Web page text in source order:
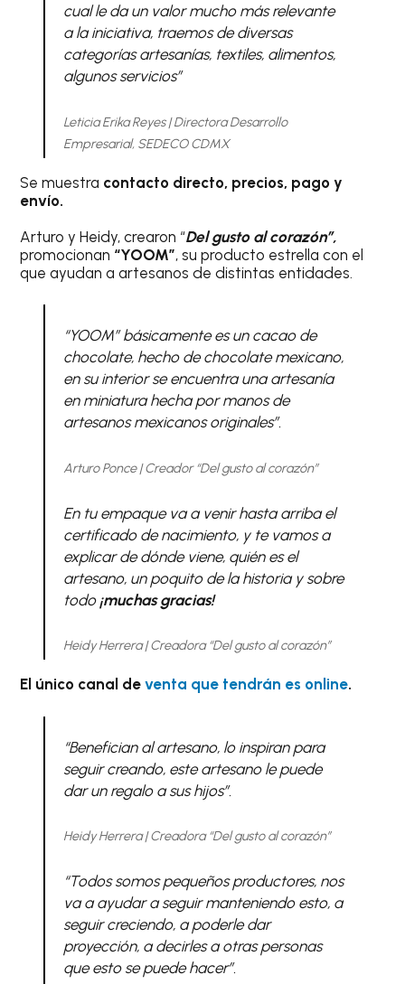
cual le da un valor mucho más relevante
a la iniciativa, traemos de diversas
categorías artesanías, textiles, alimentos,
algunos servicios”
Leticia Erika Reyes | Directora Desarrollo
Empresarial, SEDECO CDMX
Se muestra contacto directo, precios, pago y
envío.
Arturo y Heidy, crearon “Del gusto al corazón”,
promocionan “YOOM”, su producto estrella con el
que ayudan a artesanos de distintas entidades.
“YOOM” básicamente es un cacao de
chocolate, hecho de chocolate mexicano,
en su interior se encuentra una artesanía
en miniatura hecha por manos de
artesanos mexicanos originales”.
Arturo Ponce | Creador “Del gusto al corazón”
En tu empaque va a venir hasta arriba el
certificado de nacimiento, y te vamos a
explicar de dónde viene, quién es el
artesano, un poquito de la historia y sobre
todo ¡muchas gracias!
Heidy Herrera | Creadora “Del gusto al corazón”
El único canal deventa que tendrán es online.
“Benefician al artesano, lo inspiran para
seguir creando, este artesano le puede
dar un regalo a sus hijos”.
Heidy Herrera | Creadora “Del gusto al corazón”
“Todos somos pequeños productores, nos
va a ayudar a seguir manteniendo esto, a
seguir creciendo, a poderle dar
proyección, a decirles a otras personas
que esto se puede hacer”.